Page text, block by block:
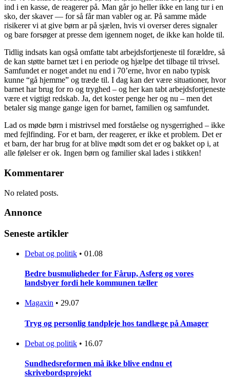
ind i en kasse, de reagerer på. Man går jo heller ikke en lang tur i en
sko, der skaver — for så får man vabler og ar. På samme måde
risikerer vi at give børn ar på sjælen, hvis vi overser deres signaler
og bare forsøger at presse dem igennem noget, de ikke kan holde til.
Tidlig indsats kan også omfatte tabt arbejdsfortjeneste til forældre, så
de kan støtte barnet tæt i en periode og hjælpe det tilbage til trivsel.
Samfundet er noget andet nu end i 70’erne, hvor en nabo typisk
kunne “gå hjemme” og træde til. I dag kan der være situationer, hvor
barnet har brug for ro og tryghed – og her kan tabt arbejdsfortjeneste
være et vigtigt redskab. Ja, det koster penge her og nu – men det
betaler sig mange gange igen for barnet, familien og samfundet.
Lad os møde børn i mistrivsel med forståelse og nysgerrighed – ikke
med fejlfinding. For et barn, der reagerer, er ikke et problem. Det er
et barn, der har brug for at blive mødt som det er og bakket op i, at
alle følelser er ok. Ingen børn og familier skal lades i stikken!
Kommentarer
No related posts.
Annonce
Seneste artikler
Debat og politik • 01.08
Bedre busmuligheder for Fårup, Asferg og vores
landsbyer fordi hele kommunen tæller
Magaxin • 29.07
Tryg og personlig tandpleje hos tandlæge på Amager
Debat og politik • 16.07
Sundhedsreformen må ikke blive endnu et
skrivebordsprojekt